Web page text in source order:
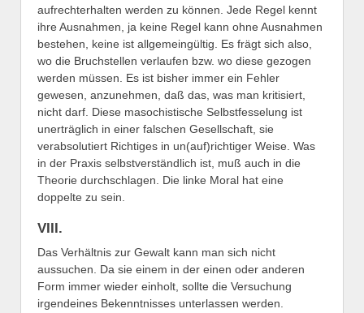
aufrechterhalten werden zu können. Jede Regel kennt
ihre Ausnahmen, ja keine Regel kann ohne Ausnahmen
bestehen, keine ist allgemeingültig. Es frägt sich also,
wo die Bruchstellen verlaufen bzw. wo diese gezogen
werden müssen. Es ist bisher immer ein Fehler
gewesen, anzunehmen, daß das, was man kritisiert,
nicht darf. Diese masochistische Selbstfesselung ist
unerträglich in einer falschen Gesellschaft, sie
verabsolutiert Richtiges in un(auf)richtiger Weise. Was
in der Praxis selbstverständlich ist, muß auch in die
Theorie durchschlagen. Die linke Moral hat eine
doppelte zu sein.
VIII.
Das Verhältnis zur Gewalt kann man sich nicht
aussuchen. Da sie einem in der einen oder anderen
Form immer wieder einholt, sollte die Versuchung
irgendeines Bekenntnisses unterlassen werden.